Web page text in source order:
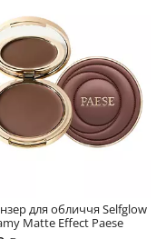
для обличчя Selfglow
Matte Effect Paese